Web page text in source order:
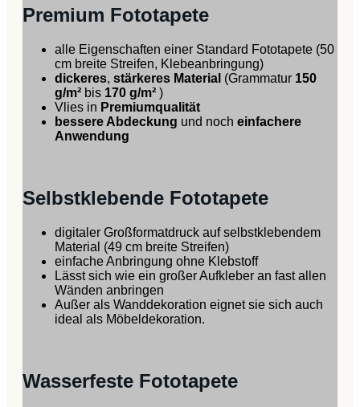
Premium Fototapete
alle Eigenschaften einer Standard Fototapete (50
cm breite Streifen, Klebeanbringung)
dickeres, stärkeres Material (Grammatur 150
g/m² bis 170 g/m² )
Vlies in Premiumqualität
bessere Abdeckung und noch einfachere
Anwendung
Selbstklebende Fototapete
digitaler Großformatdruck auf selbstklebendem
Material (49 cm breite Streifen)
einfache Anbringung ohne Klebstoff
Lässt sich wie ein großer Aufkleber an fast allen
Wänden anbringen
Außer als Wanddekoration eignet sie sich auch
ideal als Möbeldekoration.
Wasserfeste Fototapete